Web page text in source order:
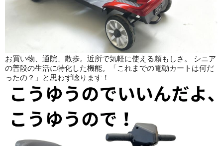
お買い物、通院、散歩。近所で気軽に使える頼もしさ。 シニア
の普段の生活に特化した機能。「これまでの電動カートは何だ
ったの？」と思わず唸ります！